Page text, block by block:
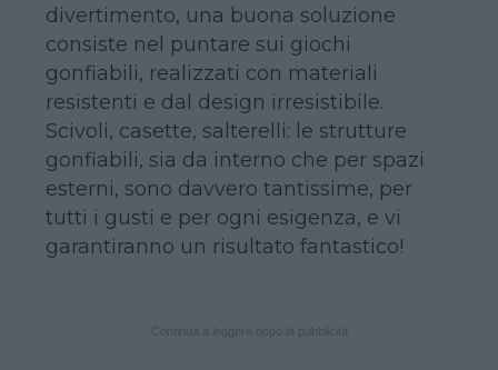
divertimento, una buona soluzione
consiste nel puntare sui giochi
gonfiabili, realizzati con materiali
resistenti e dal design irresistibile.
Scivoli, casette, salterelli: le strutture
gonfiabili, sia da interno che per spazi
esterni, sono davvero tantissime, per
tutti i gusti e per ogni esigenza, e vi
garantiranno un risultato fantastico!